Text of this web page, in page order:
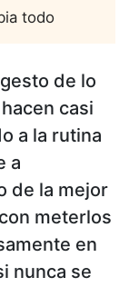
todo
de lo
casi
a la rutina
a
de la mejor
meterlos
en
nunca se